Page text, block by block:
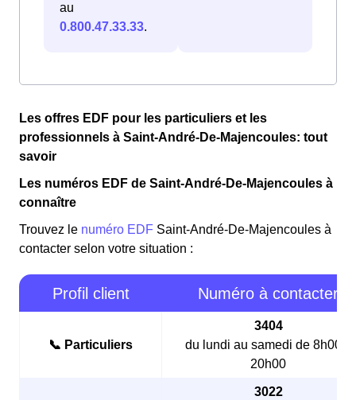
au
0.800.47.33.33.
Les offres EDF pour les particuliers et les
professionnels à Saint-André-De-Majencoules: tout
savoir
Les numéros EDF de Saint-André-De-Majencoules à
connaître
Trouvez le numéro EDF Saint-André-De-Majencoules à
contacter selon votre situation :
Profil client Numéro à contacter
📞 Particuliers
3404
du lundi au samedi de 8h00 à
20h00
3022